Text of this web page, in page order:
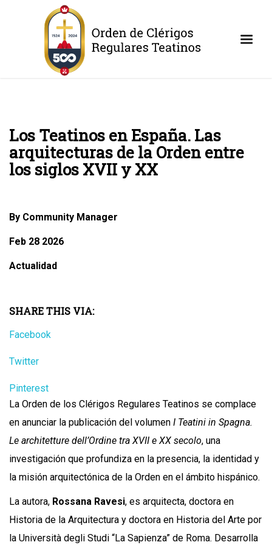
Los Teatinos en España. Las
arquitecturas de la Orden entre
los siglos XVII y XX
By Community Manager
Feb 28 2026
Actualidad
SHARE THIS VIA:
Facebook
Twitter
Pinterest
La Orden de los Clérigos Regulares Teatinos se complace
en anunciar la publicación del volumen I Teatini in Spagna.
Le architetture dell’Ordine tra XVII e XX secolo, una
investigación que profundiza en la presencia, la identidad y
la misión arquitectónica de la Orden en el ámbito hispánico.
La autora, Rossana Ravesi, es arquitecta, doctora en
Historia de la Arquitectura y doctora en Historia del Arte por
la Università degli Studi “La Sapienza” de Roma. Desarrolla